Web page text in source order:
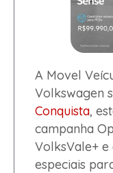
A Movel
Volkswagen
Conquista,
campanha
VolksVale+ e
especiais